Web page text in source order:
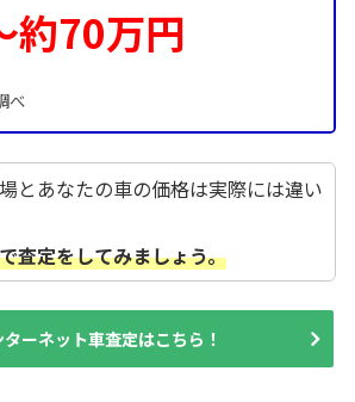
約70万円
べ
とあなたの車の価格は実際には違い
査定をしてみましょう。
ーネット車査定はこちら！